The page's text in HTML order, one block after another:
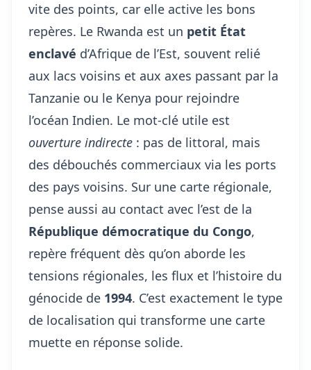
vite des points, car elle active les bons
repères. Le Rwanda est un petit État
enclavé d’Afrique de l’Est, souvent relié
aux lacs voisins et aux axes passant par la
Tanzanie ou le Kenya pour rejoindre
l’océan Indien. Le mot-clé utile est
ouverture indirecte : pas de littoral, mais
des débouchés commerciaux via les ports
des pays voisins. Sur une carte régionale,
pense aussi au contact avec l’est de la
République démocratique du Congo,
repère fréquent dès qu’on aborde les
tensions régionales, les flux et l’histoire du
génocide de 1994. C’est exactement le type
de localisation qui transforme une carte
muette en réponse solide.